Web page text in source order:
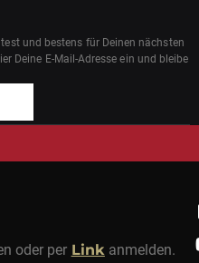
und bestens für Deinen nächsten
Deine E-Mail-Adresse ein und bleibe
oder per Linkanmelden.